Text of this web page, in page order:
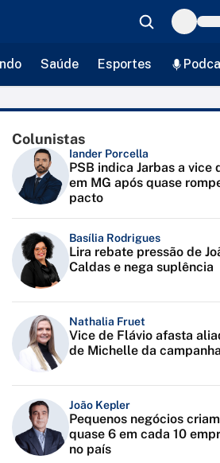
Saúde Esportes
Colunistas
Iander Porcella
PSB indica Jarbas a vice
em MG após quase
pacto
Basília Rodrigues
Lira rebate pressão de
Caldas e nega suplência
Nathalia Fruet
Vice de Flávio afasta
de Michelle da campanha
João Kepler
Pequenos negócios criam
quase 6 em cada 10
no país